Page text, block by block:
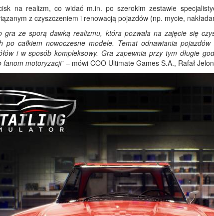
na realizm, co widać m.in. po szerokim zestawie
z czyszczeniem i renowacją pojazdów (np. mycie,
gra ze sporą dawką realizmu, która pozwala na zajęcie się
po całkiem nowoczesne modele. Temat odnawiania
i w sposób kompleksowy. Gra zapewnia przy tym długie
fanom motoryzacji” – mówi COO Ultimate Games S.A., Rafał